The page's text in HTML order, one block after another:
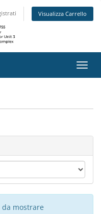
Visualizza Carrello
Attiva
mostrare